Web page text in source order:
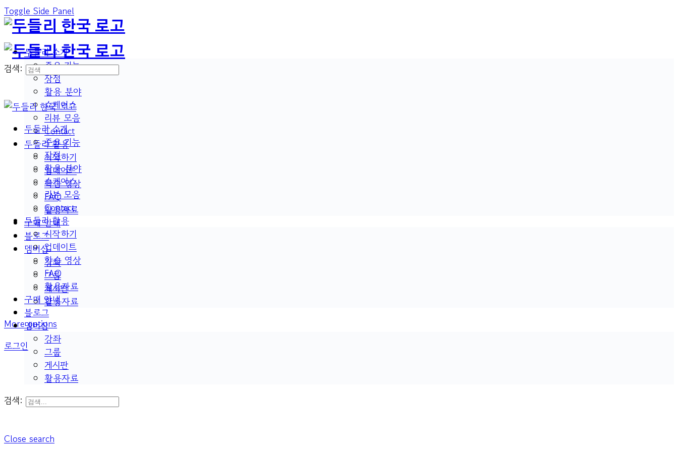
Toggle Side Panel
두들리 소개
주요 기능
장점
활용 분야
쇼케이스
리뷰 모음
Contact
두들리 활용
시작하기
업데이트
학습 영상
FAQ
활용자료
구매 안내
블로그
멤버십
강좌
그룹
게시판
활용자료
More options
로그인
검색:
두들리 소개
주요 기능
장점
활용 분야
쇼케이스
리뷰 모음
Contact
두들리 활용
시작하기
업데이트
학습 영상
FAQ
활용자료
구매 안내
블로그
멤버십
강좌
그룹
게시판
활용자료
검색:
Close search